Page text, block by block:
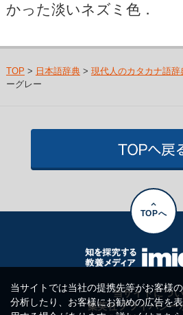
かった淡いネズミ色．
TOP > 日本語辞典> 現代人のカタカナ語辞
ーグレー
TOPへ
当サイトにつ
集英社プライバシー
当サイトでは当社の提携先等がお客様
分析したり、お客様にお勧めの広告を